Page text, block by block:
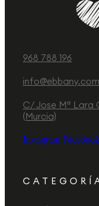
968 788 196
info@ebbany.com
C/ Jose Mª Lara
(Murcia)
Instagram Facebook